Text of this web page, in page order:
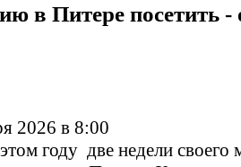
в Питере посетить -
2026 в 8:00
году две недели своего